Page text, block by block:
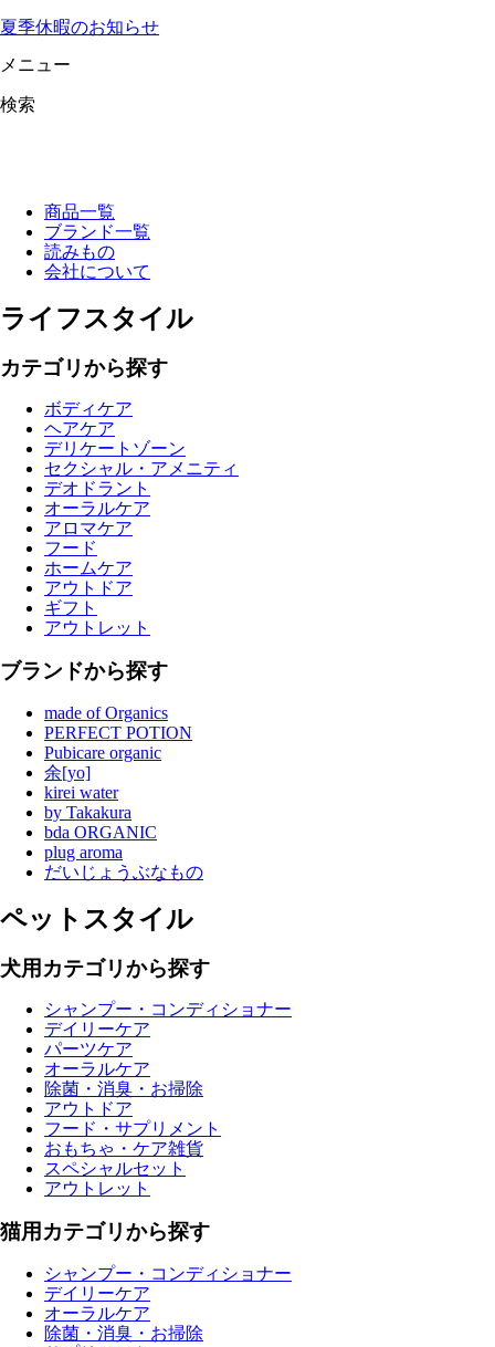
夏季休暇のお知らせ
メニュー
検索
商品一覧
ブランド一覧
読みもの
会社について
ライフスタイル
カテゴリから探す
ボディケア
ヘアケア
デリケートゾーン
セクシャル・アメニティ
デオドラント
オーラルケア
アロマケア
フード
ホームケア
アウトドア
ギフト
アウトレット
ブランドから探す
made of Organics
PERFECT POTION
Pubicare organic
余[yo]
kirei water
by Takakura
bda ORGANIC
plug aroma
だいじょうぶなもの
ペットスタイル
犬用カテゴリから探す
シャンプー・コンディショナー
デイリーケア
パーツケア
オーラルケア
除菌・消臭・お掃除
アウトドア
フード・サプリメント
おもちゃ・ケア雑貨
スペシャルセット
アウトレット
猫用カテゴリから探す
シャンプー・コンディショナー
デイリーケア
オーラルケア
除菌・消臭・お掃除